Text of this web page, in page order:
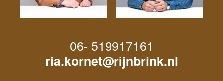
06- 519917161
ria.kornet@rijnbrink.nl